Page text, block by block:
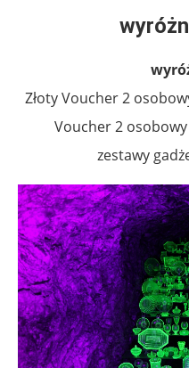
Złoty Voucher 2
Voucher 2
zestawy